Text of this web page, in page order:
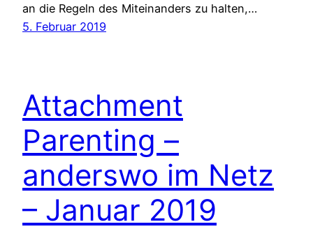
an die Regeln des Miteinanders zu halten,…
5. Februar 2019
Attachment
Parenting –
anderswo im Netz
– Januar 2019